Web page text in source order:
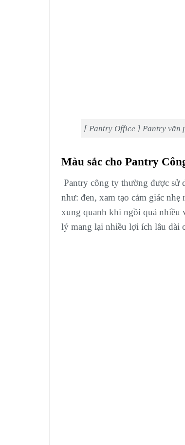
[ Pantry Office ] Pantry văn
Màu sắc cho Pantry
Pantry công ty thường được sử
như: đen, xam tạo cảm giác
xung quanh khi ngồi quá nhiều
lý mang lại nhiều lợi ích lâu dài